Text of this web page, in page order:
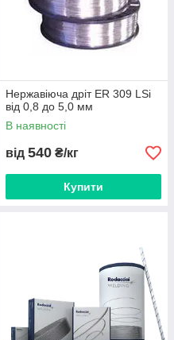
Нержавіюча дріт ER 309 LSi
від 0,8 до 5,0 мм
В наявності
від 540 ₴/кг
Купити